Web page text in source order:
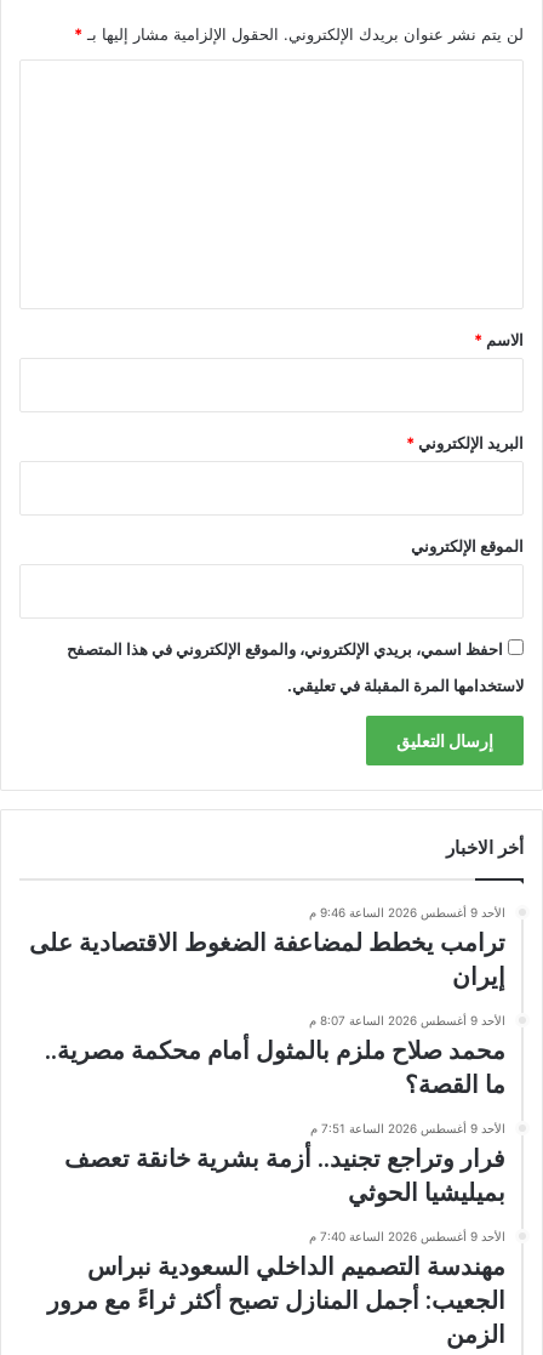
لن يتم نشر عنوان بريدك الإلكتروني. الحقول الإلزامية مشار إليها بـ *
*
الاسم *
البريد الإلكتروني*
الموقع الإلكتروني
احفظ اسمي، بريدي الإلكتروني، والموقع الإلكتروني في هذا المتصفح
لاستخدامها المرة المقبلة في تعليقي.
أخر الاخبار
الأحد 9 أغسطس 2026 الساعة 9:46 م
ترامب يخطط لمضاعفة الضغوط الاقتصادية على
إيران
الأحد 9 أغسطس 2026 الساعة 8:07 م
محمد صلاح ملزم بالمثول أمام محكمة مصرية..
ما القصة؟
الأحد 9 أغسطس 2026 الساعة 7:51 م
فرار وتراجع تجنيد.. أزمة بشرية خانقة تعصف
بميليشيا الحوثي
الأحد 9 أغسطس 2026 الساعة 7:40 م
مهندسة التصميم الداخلي السعودية نبراس
الجعيب: أجمل المنازل تصبح أكثر ثراءً مع مرور
الزمن